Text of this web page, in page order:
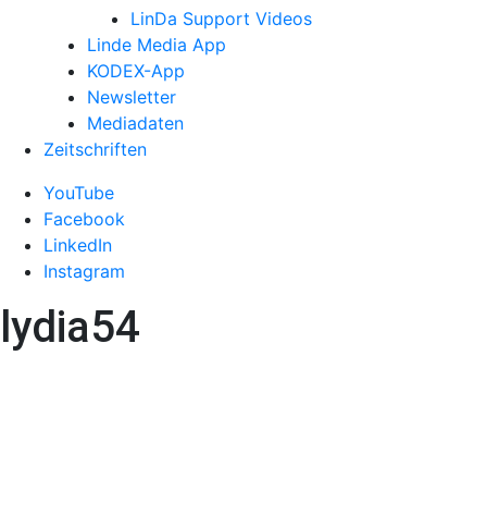
LinDa Support Videos
Linde Media App
KODEX-App
Newsletter
Mediadaten
Zeitschriften
YouTube
Facebook
LinkedIn
Instagram
lydia54